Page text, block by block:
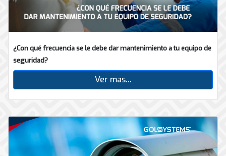
¿Con qué frecuencia se le debe dar mantenimiento a tu equipo de
seguridad?
Ver mas...